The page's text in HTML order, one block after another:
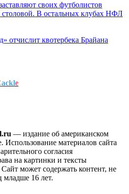
своих футболистов
столовой. В остальных клубах НФЛ
отчислит квотербека Брайана
e
— издание об американском
Использование материалов cайта
согласия
на картинки и тексты
может содержать контент, не
младше 16 лет.